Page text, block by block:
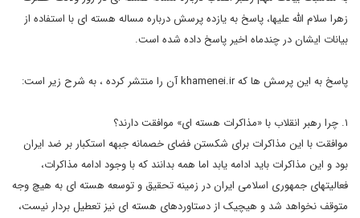
زهرا سلام الله علیها، پاسخ به یازده پرسش درباره مساله هسته ای با استفاده از
بیانات ایشان در چندماه اخیر پاسخ داده شده است.
پاسخ به این پرسش ها که khamenei.ir آن را منتشر کرده ، به شرح زیر است:
۱. چرا رهبر انقلاب با «مذاکرات هسته ای» موافقت دارند؟
موافقت با این مذاکرات برای شکستن فضای خصمانه جبهه استکبار بر ضد ایران
بود و این مذاکرات باید ادامه یابد اما همه بدانند که با وجود ادامه مذاکرات،
فعالیتهای جمهوری اسلامی ایران در زمینه تحقیق و توسعه هسته ای به هیچ وجه
متوقف نخواهد شد و هیچیک از دستاوردهای هسته ای نیز تعطیل بردار نیست،